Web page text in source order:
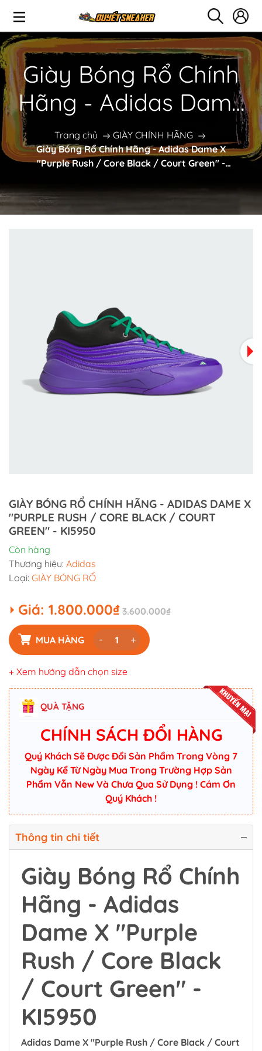
Giày Bóng Rổ Chính
Hãng - Adidas Dame
X "Purple Rush / Core
Black / Court Green"
- KI5950
Trang chủ
GIÀY CHÍNH HÃNG
Giày Bóng Rổ Chính Hãng - Adidas Dame X
"Purple Rush / Core Black / Court Green" -
GIÀY BÓNG RỔ CHÍNH HÃNG - ADIDAS DAME X
"PURPLE RUSH / CORE BLACK / COURT
GREEN" - KI5950
Còn hàng
Thương hiệu: Adidas
Loại: GIÀY BÓNG RỔ
Giá: 1.800.000₫ 3.600.000₫
MUA HÀNG - +
+ Xem hướng dẫn chọn size
QUÀ TẶNG
CHÍNH SÁCH ĐỔI HÀNG
Quý Khách Sẽ Được Đổi Sản Phẩm Trong Vòng 7
Ngày Kể Từ Ngày Mua Trong Trường Hợp Sản
Phẩm Vẫn New Và Chưa Qua Sử Dụng ! Cám Ơn
Quý Khách !
Thông tin chi tiết
Giày Bóng Rổ Chính
Hãng - Adidas
Dame X "Purple
Rush / Core Black
/ Court Green" -
KI5950
Adidas Dame X "Purple Rush / Core Black / Court